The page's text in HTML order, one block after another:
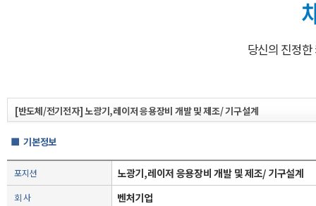
당신의 진정
[반도체/전기전자] 노광기,레이저 응용장비 개발 및 제조/ 기구설계
■ 기본정보
포지션 노광기,레이저 응용장비 개발 및 제조/ 기구설계
회 사 벤처기업